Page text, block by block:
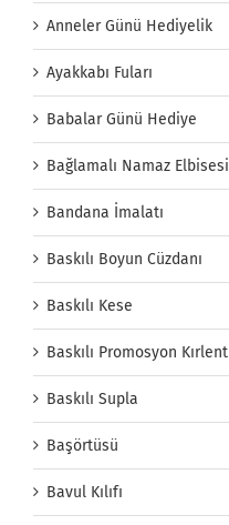
Anneler Günü Hediyelik
Ayakkabı Fuları
Babalar Günü Hediye
Bağlamalı Namaz Elbisesi
Bandana İmalatı
Baskılı Boyun Cüzdanı
Baskılı Kese
Baskılı Promosyon Kırlent
Baskılı Supla
Başörtüsü
Bavul Kılıfı